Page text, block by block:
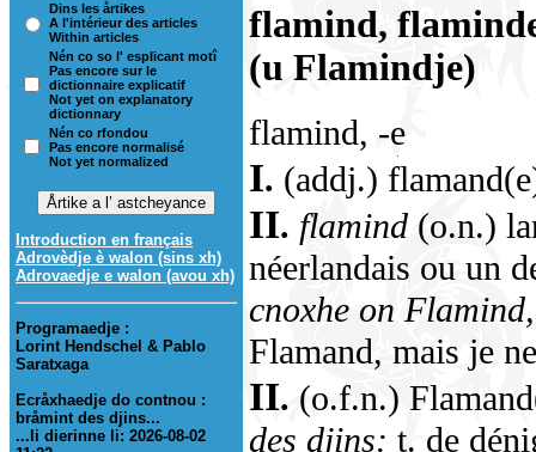
Dins les årtikes
A l'intérieur des articles
Within articles
Nén co so l' esplicant motî
Pas encore sur le
dictionnaire explicatif
Not yet on explanatory
dictionnary
Nén co rfondou
Pas encore normalisé
Not yet normalized
Introduction en français
Adrovèdje è walon (sins xh)
Adrovaedje e walon (avou xh)
Programaedje :
Lorint Hendschel & Pablo
Saratxaga
Ecråxhaedje do contnou :
bråmint des djins...
...li dierinne li: 2026-08-02
flamind,
(u Flamindje)
flamind, -e
I. (addj.)
II. flamind (o.n.)
néerlandais ou un
cnoxhe on
Flamand, mais je
II. (o.f.n.)
des djins: t. de